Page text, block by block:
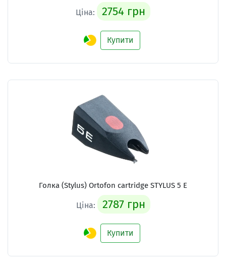
Ціна: 2754 грн
Купити
Голка (Stylus) Ortofon cartridge STYLUS 5 E
Ціна: 2787 грн
Купити